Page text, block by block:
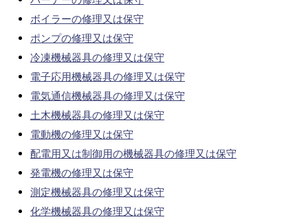
ボイラーの修理又は保守
ポンプの修理又は保守
冷凍機械器具の修理又は保守
電子応用機械器具の修理又は保守
電気通信機械器具の修理又は保守
土木機械器具の修理又は保守
電動機の修理又は保守
配電用又は制御用の機械器具の修理又は保守
発電機の修理又は保守
測定機械器具の修理又は保守
化学機械器具の修理又は保守